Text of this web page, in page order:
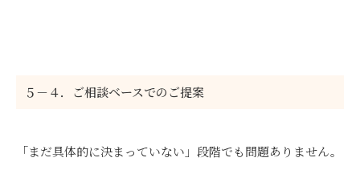
５－４．ご相談ベースでのご提案
「まだ具体的に決まっていない」段階でも問題ありません。